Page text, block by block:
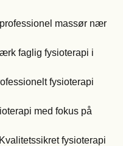
massør nær
faglig fysioterapi i
fysioterapi
med fokus på
fysioterapi